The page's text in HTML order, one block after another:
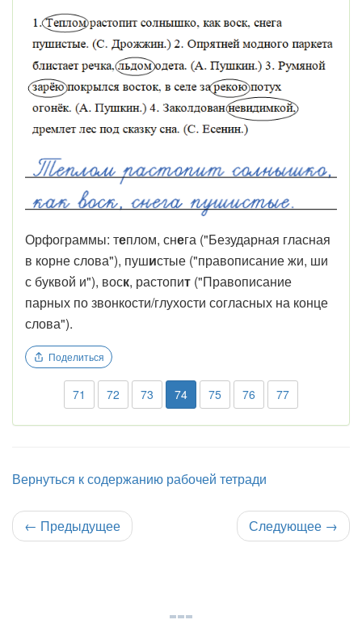
Орфограммы: теплом, снега ("Безударная гласная
в корне слова"), пушистые ("правописание жи, ши
с буквой и"), воск, растопит ("Правописание
парных по звонкости/глухости согласных на конце
слова").
Поделиться
71 72 73 74 75 76 77
Вернуться к содержанию рабочей тетради
← Предыдущее Следующее →